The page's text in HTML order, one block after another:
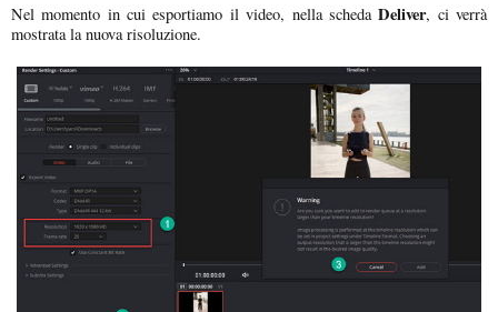
Nel momento in cui esportiamo il video, nella schedaDeliver, ci verrà
mostrata la nuova risoluzione.